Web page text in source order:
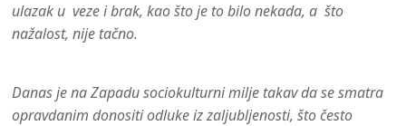
ulazak u veze i brak, kao što je to bilo nekada, a što
nažalost, nije tačno.
Danas je na Zapadu sociokulturni milje takav da se smatra
opravdanim donositi odluke iz zaljubljenosti, što često